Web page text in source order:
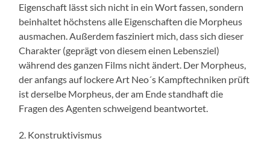
Eigenschaft lässt sich nicht in ein Wort fassen, sondern
beinhaltet höchstens alle Eigenschaften die Morpheus
ausmachen. Außerdem fasziniert mich, dass sich dieser
Charakter (geprägt von diesem einen Lebensziel)
während des ganzen Films nicht ändert. Der Morpheus,
der anfangs auf lockere Art Neo´s Kampftechniken prüft
ist derselbe Morpheus, der am Ende standhaft die
Fragen des Agenten schweigend beantwortet.
2. Konstruktivismus